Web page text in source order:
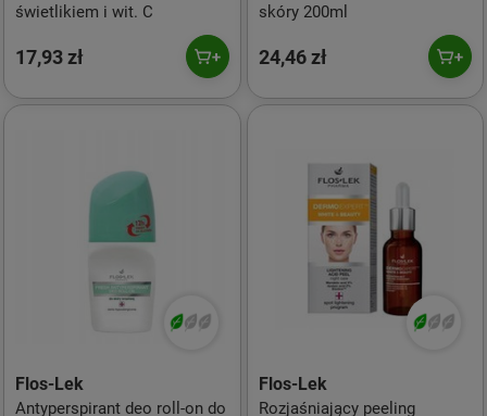
świetlikiem i wit. C
17,93 zł
skóry 200ml
24,46 zł
Flos-Lek
Antyperspirant deo roll-on do
Flos-Lek
Rozjaśniający peeling